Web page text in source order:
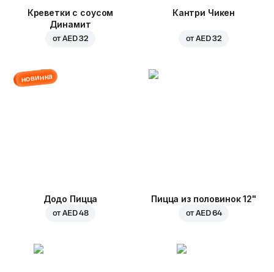
Креветки с соусом
Динамит
отAED 32
Кантри Чикен
отAED 32
новинка
Додо Пицца
отAED 48
Пицца из половинок 12"
отAED 64